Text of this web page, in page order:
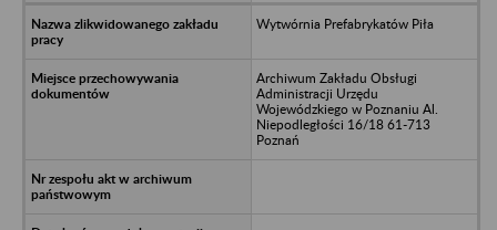
Wytwórnia Prefabrykatów Piła
Archiwum Zakładu Obsługi
Administracji Urzędu
Wojewódzkiego w Poznaniu Al.
Niepodległości 16/18 61-713
Poznań